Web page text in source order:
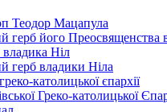
Теодор Мацапула
герб його Преосвященства
Ніл
герб владики Ніла
католицької єпархії
Греко-католицької